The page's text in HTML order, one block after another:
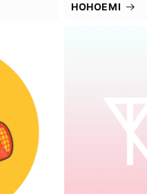
HOHOEMI